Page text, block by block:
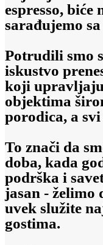
espresso, biće
sarađujemo
Potrudili smo
iskustvo
koji
objektima
porodica, a
To znači da
doba, kada
podrška i
jasan - želimo
uvek služite
gostima.